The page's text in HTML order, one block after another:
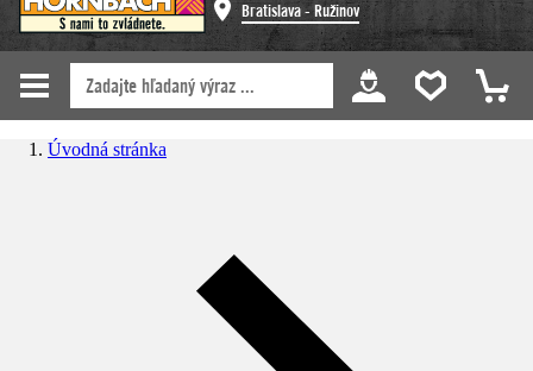
Bratislava - Ružinov
Úvodná stránka